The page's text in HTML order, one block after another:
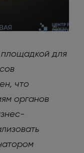
для
что
органов